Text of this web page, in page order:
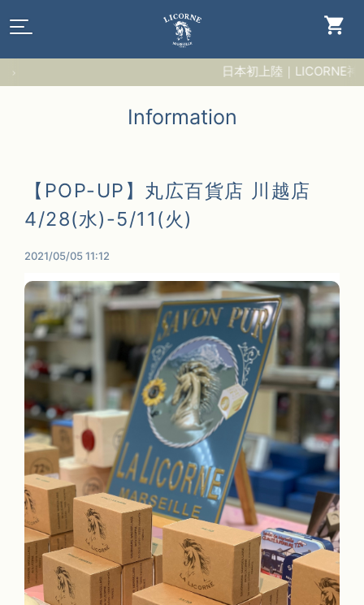
日本初上陸｜LICORNE神
Information
【POP-UP】丸広百貨店 川越店
4/28(水)-5/11(火)
2021/05/05 11:12